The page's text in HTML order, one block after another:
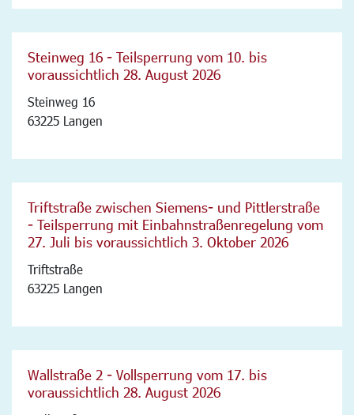
Steinweg 16 - Teilsperrung vom 10. bis
voraussichtlich 28. August 2026
Steinweg 16
63225 Langen
Triftstraße zwischen Siemens- und Pittlerstraße
- Teilsperrung mit Einbahnstraßenregelung vom
27. Juli bis voraussichtlich 3. Oktober 2026
Triftstraße
63225 Langen
Wallstraße 2 - Vollsperrung vom 17. bis
voraussichtlich 28. August 2026